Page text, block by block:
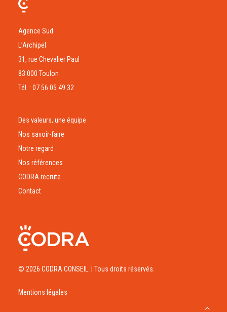
Agence Sud
L’Archipel
31, rue Chevalier Paul
83 000 Toulon
Tél. : 07 56 05 49 32
Des valeurs, une équipe
Nos savoir-faire
Notre regard
Nos références
CODRA recrute
Contact
© 2026 CODRA CONSEIL. | Tous droits réservés.
Mentions légales